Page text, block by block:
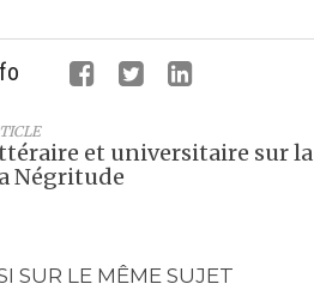
et universitaire sur la
Négritude
SUR LE MÊME SUJET